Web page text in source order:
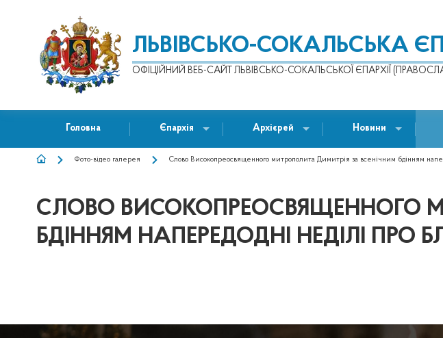
ЛЬВІВСЬКО-СОКАЛЬСЬКА
ОФІЦІЙНИЙ ВЕБ-САЙТ ЛЬВІВСЬКО-СОКАЛЬСЬКОЇ ЄПАРХІЇ
Головна Єпархія Архієрей Новини
РЯДОК
НАВІҐАЦІЇ
Фото-відео галерея Слово Високопреосвященного митрополита Димитрія за всенічним бдінням
СЛОВО ВИСОКОПРЕОСВЯЩЕННОГО
БДІННЯМ НАПЕРЕДОДНІ НЕДІЛІ ПРО